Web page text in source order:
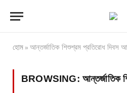
হোম » আন্তর্জাতিক শিশুশ্রম প্রতিরোধ দিবস
BROWSING: আন্তর্জাতিক